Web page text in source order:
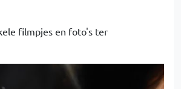
filmpjes en foto's ter